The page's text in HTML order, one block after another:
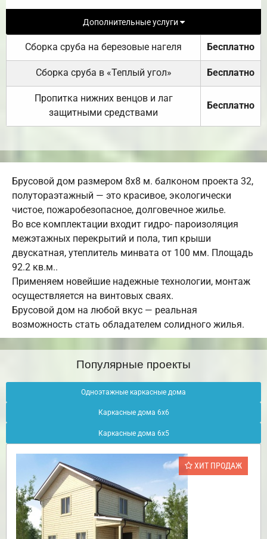
Дополнительные услуги
Сборка сруба на березовые нагеля Бесплатно
Сборка сруба в «Теплый угол» Бесплатно
Пропитка нижних венцов и лаг
защитными средствами
Бесплатно
Брусовой дом размером 8х8 м. балконом проекта 32,
полутораэтажный — это красивое, экологически
чистое, пожаробезопасное, долговечное жилье.
Во все комплектации входит гидро- пароизоляция
межэтажных перекрытий и пола, тип крыши
двускатная, утеплитель минвата от 100 мм. Площадь
92.2 кв.м..
Применяем новейшие надежные технологии, монтаж
осуществляется на винтовых сваях.
Брусовой дом на любой вкус — реальная
возможность стать обладателем солидного жилья.
Популярные проекты
Одноэтажные каркасные дома
Каркасные дома 6х6
Каркасные дома 6х5
ХИТ ПРОДАЖ